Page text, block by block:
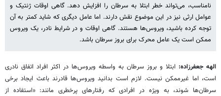
نامناسب، می‌تواند خطر ابتلا به سرطان را افزایش دهد. گاهی اوقات ژنتیک و
عوامل ارثی نیز در این موضوع نقش دارند. اما عامل دیگری که شاید کمتر به آن
توجه کرده باشید، ویروس‌ها هستند. گاهی اوقات و در شرایط نادر، یک ویروس
ممکن است یک عامل محرک برای بروز سرطان باشد.
الهه جعفرزاده: ابتلا و بروز سرطان به واسطه ویروس‌ها در اکثر افراد اتفاق نادری
است، اما غیرممکن نیست. لازم است بدانید ویروس‌ها قادرند باعث ایجاد برخی
سرطان‌ها شوند، به ویژه در افرادی که رفتارهای پرخطری مانند: «استفاده از